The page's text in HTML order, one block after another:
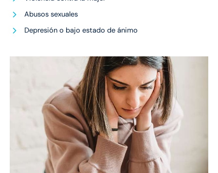
Abusos sexuales
Depresión o bajo estado de ánimo